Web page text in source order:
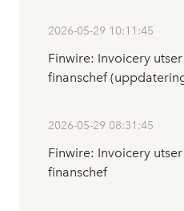
2026-05-29 10:11:45
Finwire: Invoicery
finanschef
2026-05-29 08:31:45
Finwire: Invoicery
finanschef